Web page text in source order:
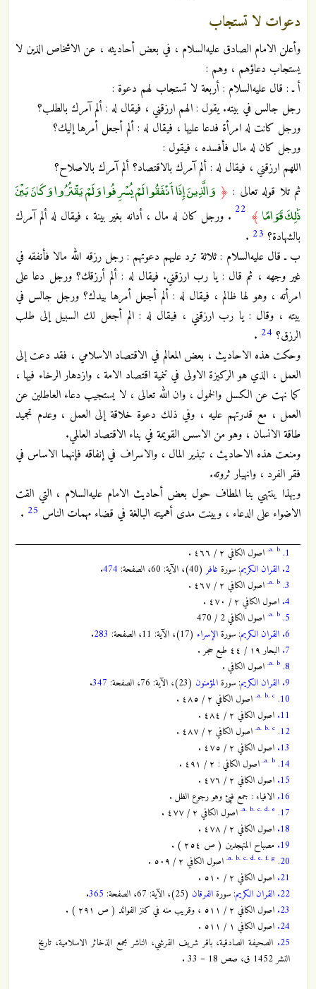
دعوات لا تستجاب
وأعلن الامام الصادق عليه‌السلام ، في بعض أحاديثه ، عن الاشخاص الذين لا
يستجاب دعاؤهم ، وهم :
أ ـ : قال عليه‌السلام : أربعة لا تستجاب لهم دعوة :
رجل جالس في بيته. يقول : الهم ارزقني ، فيقال له : ألم آمرك بالطلب؟
ورجل كانت له امرأة فدعا عليها ، فيقال له : ألم أجعل أمرها إليك؟
ورجل كان له مال فأفسده ، فيقول :
اللهم ارزقني ، فيقال له : ألم آمرك بالاقتصاد؟ ألم آمرك بالاصلاح؟
ثم تلا قوله تعالى : ﴿ وَالَّذِينَ إِذَا أَنْفَقُوا لَمْ يُسْرِفُوا وَلَمْ يَقْتُرُوا وَكَانَ بَيْنَ
ذَٰلِكَ قَوَامًا ﴾ 22 . ورجل كان له مال ، أدانه بغير بينة ، فيقال له ألم آمرك
بالشهادة؟ 23
.
ب ـ قال عليه‌السلام : ثلاثة ترد عليهم دعوتهم : رجل رزقه الله مالا فأنفقه في
غير وجهه ، ثم قال : يا رب ارزقني. فيقال له : ألم أرزقك؟ ورجل دعا على
امرأته ، وهو لها ظالم ، فيقال له : ألم أجعل أمرها بيدك؟ ورجل جالس في
بيته ، وقال : يا رب ارزقني ، فيقال له : الم أجعل لك السبيل إلى طلب
الرزق؟ 24
.
وحكت هذه الاحاديث ، بعض المعالم في الاقتصاد الاسلامي ، فقد دعت إلى
العمل ، الذي هو الركيزة الاولى في تنمية اقتصاد الامة ، وازدهار الرخاء فيها ،
كما نهت عن الكسل والخمول ، وان الله تعالى ، لا يستجيب دعاء العاطلين عن
العمل ، مع قدرتهم عليه ، وفي ذلك دعوة خلاقة إلى العمل ، وعدم تجميد
طاقة الانسان ، وهو من الاسس القويمة في بناء الاقتصاد العالمي.
ومنعت هذه الاحاديث ، تبذير المال ، والاسراف في إنفاقه فإنهما الاساس في
فقر الفرد ، وانهيار ثروته.
وبهذا ينتهي بنا المطاف حول بعض أحاديث الامام عليه‌السلام ، التي القت
الاضواء على الدعاء ، وبينت مدى أهميته البالغة في قضاء مهمات الناس 25
.
1.
a. b.
اصول الكافي ٢ / ٤٦٦ .
2. القران الكريم: سورةغافر(40)، الآية: 60، الصفحة: 474
.
3.
a. b.
اصول الكافي ٢ / ٤٦٧ .
4. اصول الكافي ٢ / ٤٧٠ .
5.
a. b.
اصول الكافي 2 / 470
6. القران الكريم: سورةالإسراء (17)، الآية: 11، الصفحة: 283
.
7. البحار ١٩ / ٤٤ طبع حجر .
8.
a. b.
اصول الكافي .
9. القران الكريم: سورةالمؤمنون (23)، الآية: 76، الصفحة: 347
.
10.
a. b. c.
اصول الكافي ٢ / ٤٨٥ .
11. اصول الكافي ٢ / ٤٨٤ .
12.
a. b. c.
اصول الكافي ٢ / ٤٨٧ .
13. اصول الكافي ٢ / ٤٧٥ .
14.
a. b.
اصول الكافي : ٢ / ٤٩١ .
15. اصول الكافي ٢ / ٤٧٦ .
16. الافياء : جمع فيئ وهو رجوع الظل .
17.
a. b. c. d. e.
اصول الكافي ٢ / ٤٧٧ .
18. اصول الكافي ٢ / ٤٧٨ .
19. مصباح المتهجدين ( ص ٢٥٤ ) .
20.
a. b. c. d. e. f. g.
اصول الكافي ٢ / ٥٠٩ .
21. اصول الكافي ٢ / ٥١٠ .
22. القران الكريم: سورةالفرقان (25)، الآية: 67، الصفحة: 365
.
23. اصول الكافي ٢ / ٥١١ ، وقريب منه في كنز الفوائد ( ص ٢٩١ ) .
24. اصول الكافي ١ / ٥١١ .
25. الصحيفة الصادقية، باقر شريف القرشي، الناشر مجمع الذخائر الاسلامية، تاريخ
النشر 1452 ق، صص 18 – 33 .